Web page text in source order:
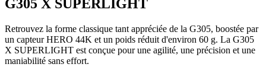
G305 X SUPERLIGHT
Retrouvez la forme classique tant appréciée de la G305, boostée par
un capteur HERO 44K et un poids réduit d'environ 60 g. La G305
X SUPERLIGHT est conçue pour une agilité, une précision et une
maniabilité sans effort.